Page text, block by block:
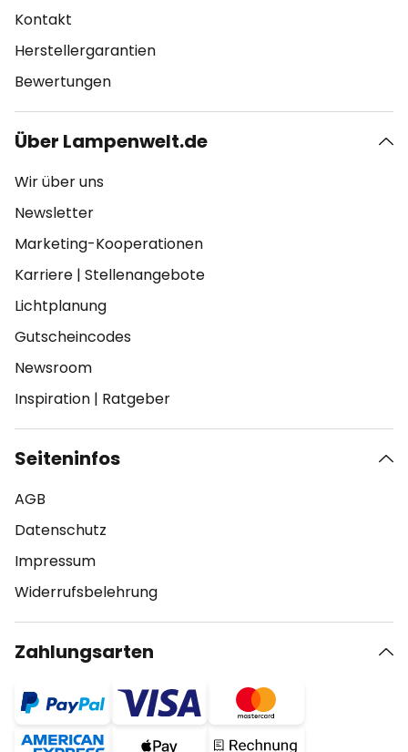
Kontakt
Herstellergarantien
Bewertungen
Über Lampenwelt.de
Wir über uns
Newsletter
Marketing-Kooperationen
Karriere | Stellenangebote
Lichtplanung
Gutscheincodes
Newsroom
Inspiration | Ratgeber
Seiteninfos
AGB
Datenschutz
Impressum
Widerrufsbelehrung
Zahlungsarten